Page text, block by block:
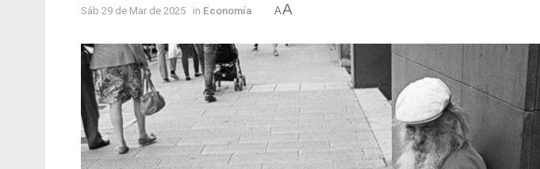
Sáb 29 de Mar de 2025 in Economía AA